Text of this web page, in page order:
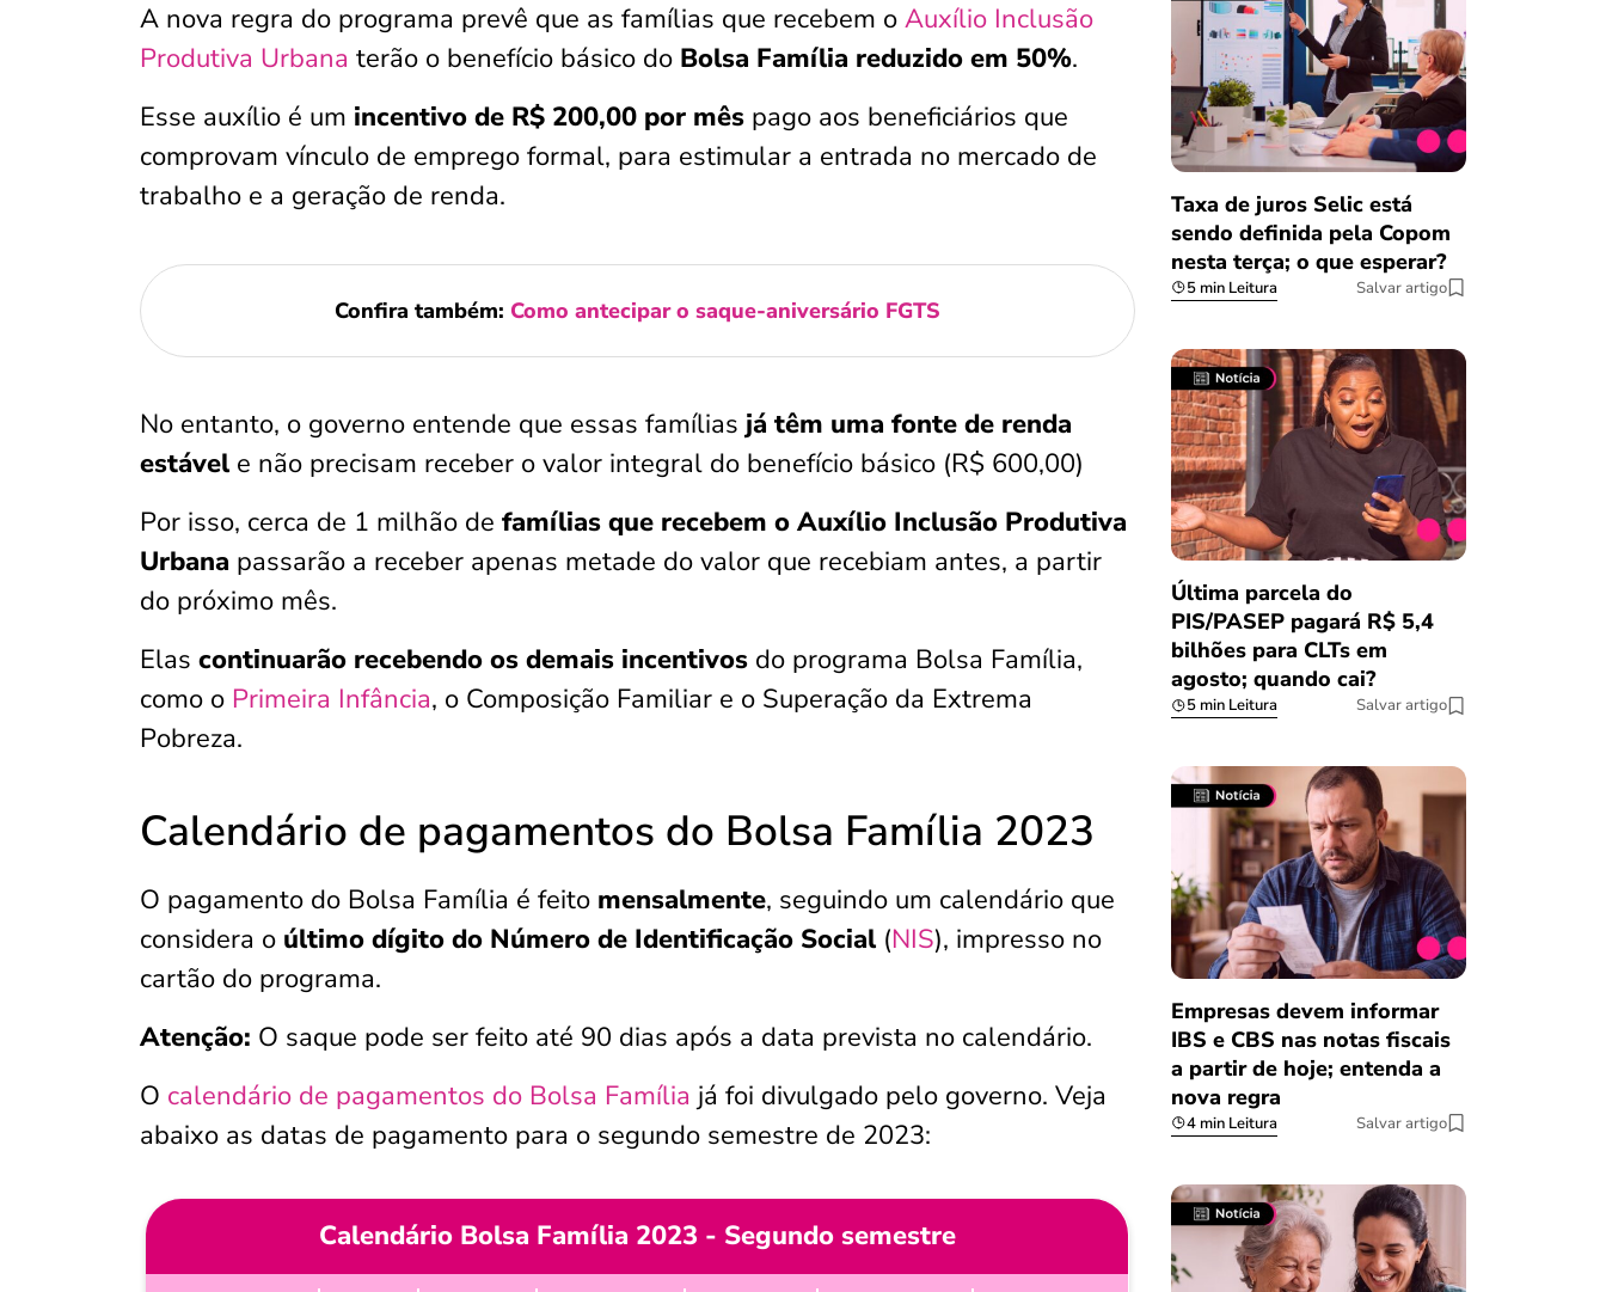
A nova regra do programa prevê que as famílias que recebem o Auxílio Inclusão
Produtiva Urbana terão o benefício básico do Bolsa Família reduzido em 50%.
Esse auxílio é um incentivo de R$ 200,00 por mês pago aos beneficiários que
comprovam vínculo de emprego formal, para estimular a entrada no mercado de
trabalho e a geração de renda.
Confira também: Como antecipar o saque-aniversário FGTS
No entanto, o governo entende que essas famílias já têm uma fonte de renda
estável e não precisam receber o valor integral do benefício básico (R$ 600,00)
Por isso, cerca de 1 milhão de famílias que recebem o Auxílio Inclusão Produtiva
Urbana passarão a receber apenas metade do valor que recebiam antes, a partir
do próximo mês.
Elas continuarão recebendo os demais incentivos do programa Bolsa Família,
como o Primeira Infância, o Composição Familiar e o Superação da Extrema
Pobreza.
Calendário de pagamentos do Bolsa Família 2023
O pagamento do Bolsa Família é feito mensalmente, seguindo um calendário que
considera o último dígito do Número de Identificação Social (NIS), impresso no
cartão do programa.
Atenção: O saque pode ser feito até 90 dias após a data prevista no calendário.
O calendário de pagamentos do Bolsa Família já foi divulgado pelo governo. Veja
abaixo as datas de pagamento para o segundo semestre de 2023:
Calendário Bolsa Família 2023 - Segundo semestre
Taxa de juros Selic está
sendo definida pela Copom
nesta terça; o que esperar?
5 min Leitura Salvar artigo
Última parcela do
PIS/PASEP pagará R$ 5,4
bilhões para CLTs em
agosto; quando cai?
5 min Leitura Salvar artigo
Empresas devem informar
IBS e CBS nas notas fiscais
a partir de hoje; entenda a
nova regra
4 min Leitura Salvar artigo